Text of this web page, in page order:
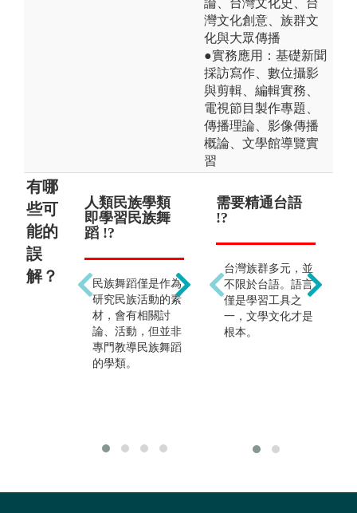
灣文化創意、族群文
化與大眾傳播
●實務應用：基礎新聞
採訪寫作、數位攝影
與剪輯、編輯實務、
電視節目製作專題、
傳播理論、影像傳播
概論、文學館導覽實
習
有哪
些可
能的
誤
解？
人類民族學類
即學習民族舞
蹈 !?
民族舞蹈僅是作為
研究民族活動的素
材，會有相關討
論、活動，但並非
專門教導民族舞蹈
的學類。
只重視學術研
究 !?
其實也著重實務與
理論的結合，培養
具備民族文化內涵
的行政管理人才，
在經濟開發與發展
需要精通台語
!?
台灣族群多元，並
不限於台語。語言
僅是學習工具之
一，文學文化才是
根本。